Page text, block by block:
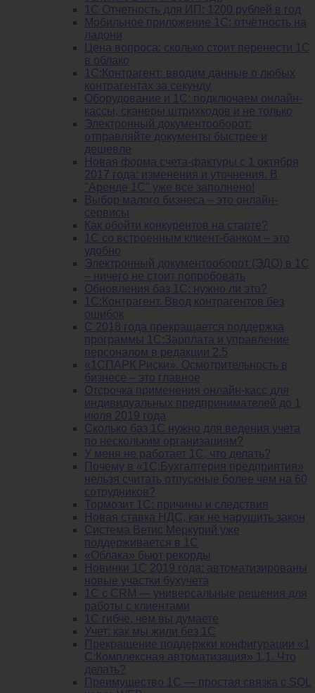
1С Отчетность для ИП: 1200 рублей в год
Мобильное приложение 1С: отчётность на
ладони
Цена вопроса: сколько стоит перенести 1С
в облако
1С:Контрагент: вводим данные о любых
контрагентах за секунду
Оборудование и 1С: подключаем онлайн-
кассы, сканеры штрихкодов и не только
Электронный документооборот:
отправляйте документы быстрее и
дешевле
Новая форма счета-фактуры с 1 октября
2017 года: изменения и уточнения. В
"Аренде 1С" уже все заполнено!
Выбор малого бизнеса – это онлайн-
сервисы
Как обойти конкурентов на старте?
1C со встроенным клиент-банком – это
удобно
Электронный документооборот (ЭДО) в 1С
– ничего не стоит попробовать
Обновления баз 1С: нужно ли это?
1С:Контрагент. Ввод контрагентов без
ошибок
С 2018 года прекращается поддержка
программы 1С:Зарплата и управление
персоналом в редакции 2.5
«1СПАРК Риски». Осмотрительность в
бизнесе – это главное
Отсрочка применения онлайн-касс для
индивидуальных предпринимателей до 1
июля 2019 года
Сколько баз 1C нужно для ведения учета
по нескольким организациям?
У меня не работает 1С, что делать?
Почему в «1С:Бухгалтерия предприятия»
нельзя считать отпускные более чем на 60
сотрудников?
Тормозит 1C: причины и следствия
Новая ставка НДС, как не нарушить закон
Система Ветис Меркурий уже
поддерживается в 1С
«Облака» бьют рекорды
Новинки 1С 2019 года: автоматизированы
новые участки бухучета
1С с CRM — универсальные решения для
работы с клиентами
1С гибче, чем вы думаете
Учет: как мы жили без 1С
Прекращение поддержки конфигурации «1
С:Комплексная автоматизация» 1.1. Что
делать?
Преимущество 1С — простая связка с SQL